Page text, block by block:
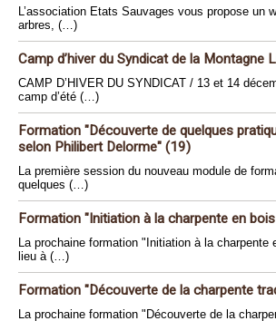
L’association Etats Sauvages vous propose un
arbres, (…)
Camp d’hiver du Syndicat de la Montagne
CAMP D’HIVER DU SYNDICAT / 13 et 14
camp d’été (…)
Formation "Découverte de quelques
selon Philibert Delorme" (19)
La première session du nouveau module de
quelques (…)
Formation "Initiation à la charpente en
La prochaine formation "Initiation à la charpente
lieu à (…)
Formation "Découverte de la charpente
La prochaine formation "Découverte de la